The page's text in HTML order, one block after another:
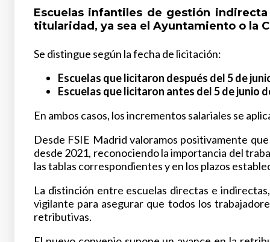
Escuelas infantiles de gestión
titularidad, ya sea el Ayuntamiento o la
Se distingue según la fecha de licitación:
Escuelas que licitaron después del 5 de
Escuelas que licitaron antes del 5 de junio
En ambos casos, los incrementos salariales se
Desde FSIE Madrid valoramos positivamente
desde 2021, reconociendo la importancia del
las tablas correspondientes y en los plazos
La distinción entre escuelas directas e
vigilante para asegurar que todos los
retributivas.